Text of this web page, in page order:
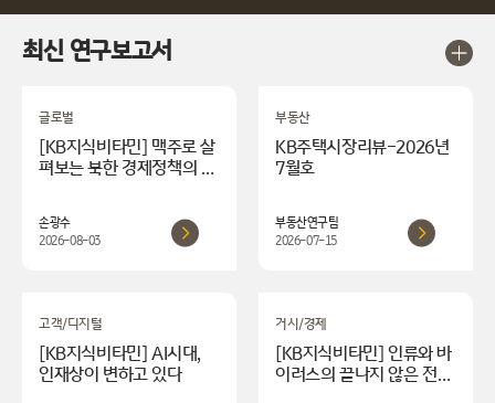
최신 연구보고서
글로벌
[KB지식비타민] 맥주로 살
펴보는 북한 경제정책의 변
손광수
2026-08-03
부동산
KB주택시장리뷰-2026년
7월호
부동산연구팀
2026-07-15
고객/디지털
[KB지식비타민] AI시대,
인재상이 변하고 있다
거시/경제
[KB지식비타민] 인류와 바
이러스의 끝나지 않은 전